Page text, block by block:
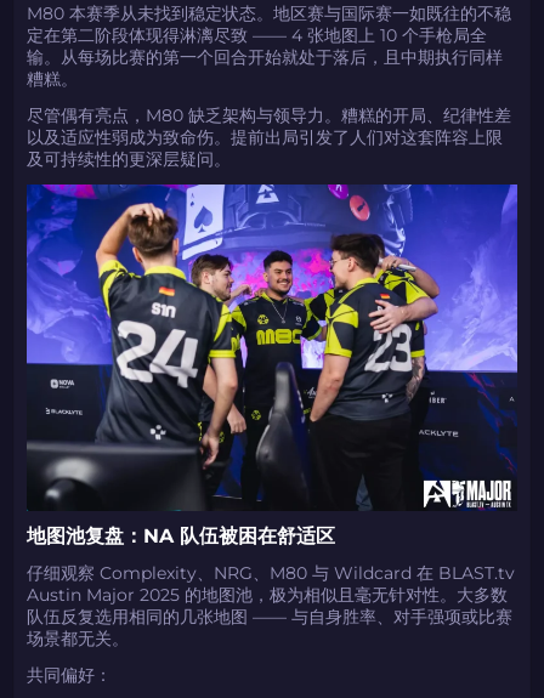
M80 本赛季从未找到稳定状态。地区赛与国际赛一如既往的不稳
定在第二阶段体现得淋漓尽致 —— 4 张地图上 10 个手枪局全
输。从每场比赛的第一个回合开始就处于落后，且中期执行同样
糟糕。
尽管偶有亮点，M80 缺乏架构与领导力。糟糕的开局、纪律性差
以及适应性弱成为致命伤。提前出局引发了人们对这套阵容上限
及可持续性的更深层疑问。
地图池复盘：NA 队伍被困在舒适区
仔细观察 Complexity、NRG、M80 与 Wildcard 在 BLAST.tv
Austin Major 2025 的地图池，极为相似且毫无针对性。大多数
队伍反复选用相同的几张地图 —— 与自身胜率、对手强项或比赛
场景都无关。
共同偏好：